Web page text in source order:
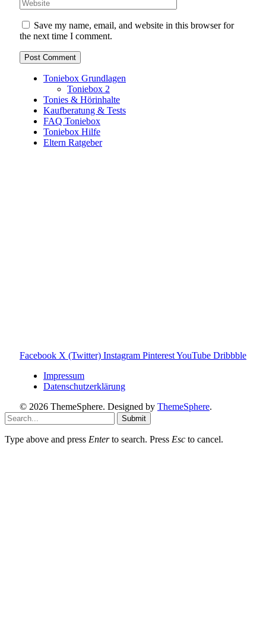
Save my name, email, and website in this browser for
the next time I comment.
Toniebox Grundlagen
Toniebox 2
Tonies & Hörinhalte
Kaufberatung & Tests
FAQ Toniebox
Toniebox Hilfe
Eltern Ratgeber
Facebook X (Twitter) Instagram PinterestYouTube Dribbble
Impressum
Datenschutzerklärung
© 2026 ThemeSphere. Designed by ThemeSphere.
Submit
Type above and press Enterto search. Press Esc to cancel.